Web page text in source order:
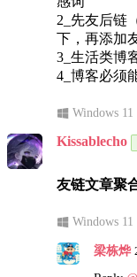
2_先友后链
下，再添加
3_生活类博
4_博客必须
Windows 11
Kissablecho
友链文章聚
Windows 11
梁栋烨